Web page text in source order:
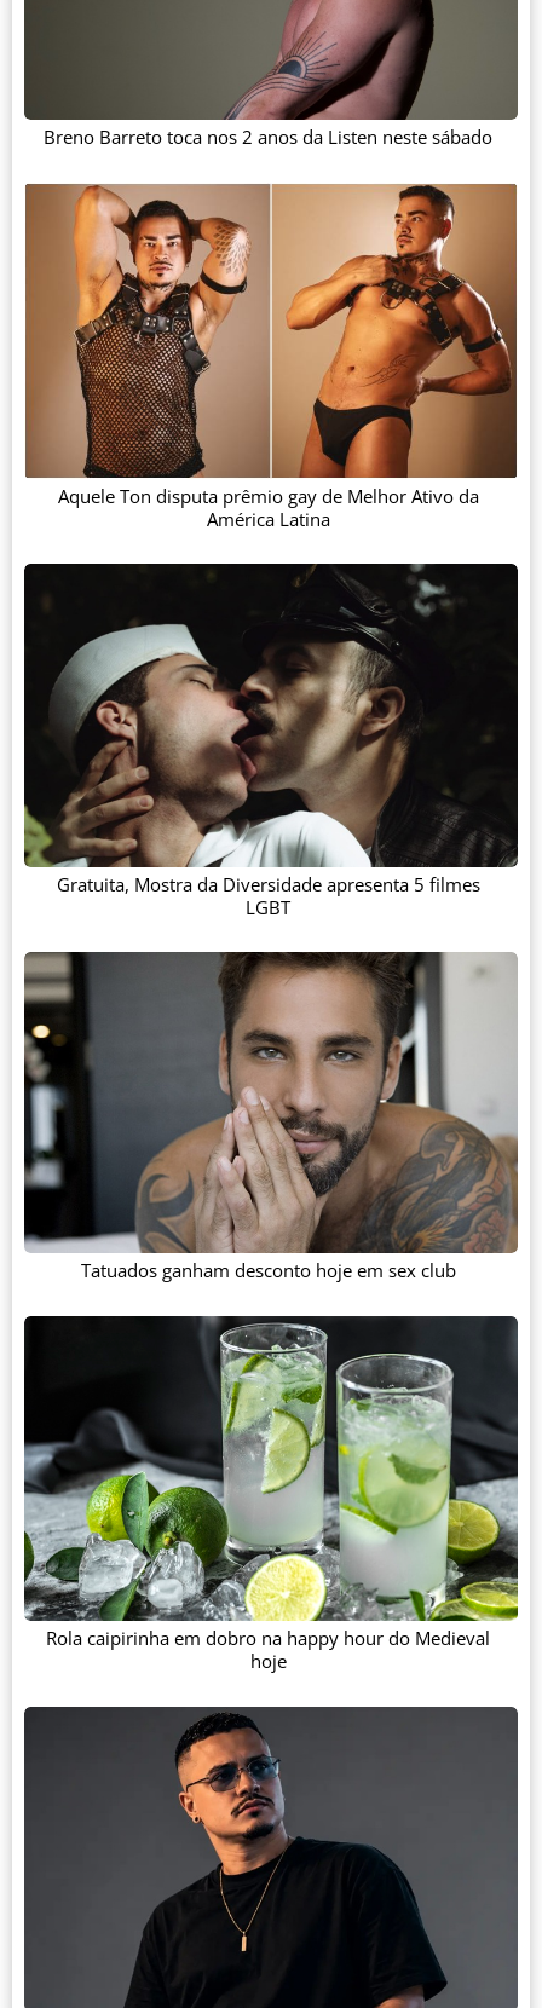
Breno Barreto toca nos 2 anos da Listen neste sábado
Aquele Ton disputa prêmio gay de Melhor Ativo da
América Latina
Gratuita, Mostra da Diversidade apresenta 5 filmes
LGBT
Tatuados ganham desconto hoje em sex club
Rola caipirinha em dobro na happy hour do Medieval
hoje